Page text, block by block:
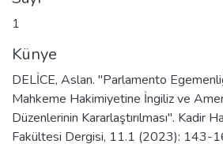
1
Künye
DELİCE, Aslan. "Parlamento
Mahkeme Hakimiyetine İngiliz ve
Düzenlerinin Kararlaştırılması". Kadir
Fakültesi Dergisi, 11.1 (2023): 143-